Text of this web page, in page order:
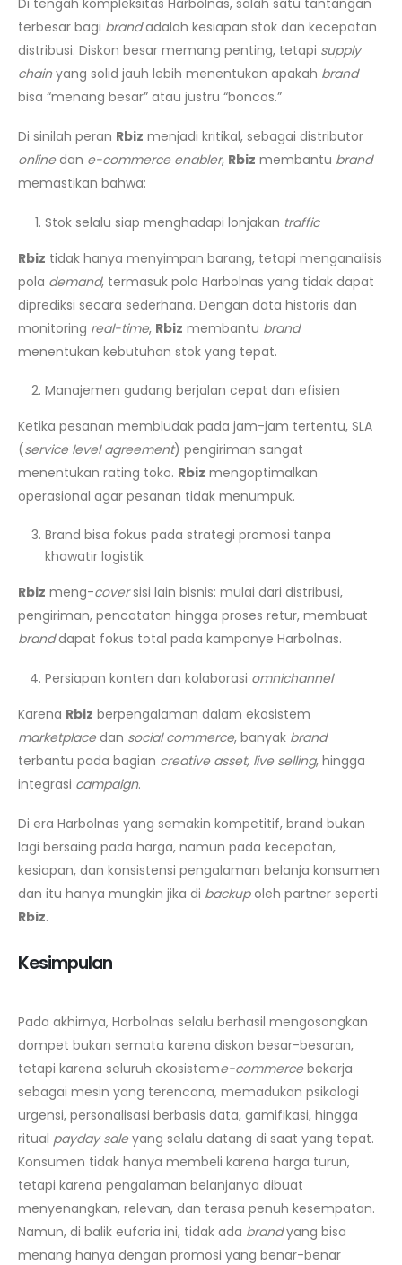
terbesar bagi brandadalah kesiapan stok dan kecepatan
distribusi. Diskon besar memang penting, tetapi supply
chainyang solid jauh lebih menentukan apakah brand
bisa “menang besar” atau justru “boncos.”
Di sinilah peran Rbiz menjadi kritikal, sebagai distributor
onlinedan e-commerce enabler, Rbiz membantu brand
memastikan bahwa:
Stok selalu siap menghadapi lonjakan traffic
Rbiz tidak hanya menyimpan barang, tetapi menganalisis
pola demand, termasuk pola Harbolnas yang tidak dapat
diprediksi secara sederhana. Dengan data historis dan
monitoring real-time, Rbiz membantu brand
menentukan kebutuhan stok yang tepat.
Manajemen gudang berjalan cepat dan efisien
Ketika pesanan membludak pada jam-jam tertentu, SLA
(service level agreement) pengiriman sangat
menentukan rating toko. Rbiz mengoptimalkan
operasional agar pesanan tidak menumpuk.
Brand bisa fokus pada strategi promosi tanpa
khawatir logistik
Rbiz meng-coversisi lain bisnis: mulai dari distribusi,
pengiriman, pencatatan hingga proses retur, membuat
branddapat fokus total pada kampanye Harbolnas.
Persiapan konten dan kolaborasi omnichannel
Karena Rbiz berpengalaman dalam ekosistem
marketplacedan social commerce, banyak brand
terbantu pada bagian creative asset, live selling, hingga
integrasi campaign.
Di era Harbolnas yang semakin kompetitif, brand bukan
lagi bersaing pada harga, namun pada kecepatan,
kesiapan, dan konsistensi pengalaman belanja konsumen
dan itu hanya mungkin jika di backupoleh partner seperti
Rbiz.
Kesimpulan
Pada akhirnya, Harbolnas selalu berhasil mengosongkan
dompet bukan semata karena diskon besar-besaran,
tetapi karena seluruh ekosisteme-commercebekerja
sebagai mesin yang terencana, memadukan psikologi
urgensi, personalisasi berbasis data, gamifikasi, hingga
ritual payday saleyang selalu datang di saat yang tepat.
Konsumen tidak hanya membeli karena harga turun,
tetapi karena pengalaman belanjanya dibuat
menyenangkan, relevan, dan terasa penuh kesempatan.
Namun, di balik euforia ini, tidak ada brandyang bisa
menang hanya dengan promosi yang benar-benar